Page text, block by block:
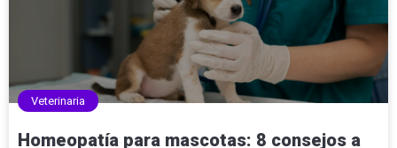
Veterinaria
Homeopatía para mascotas: 8 consejos a